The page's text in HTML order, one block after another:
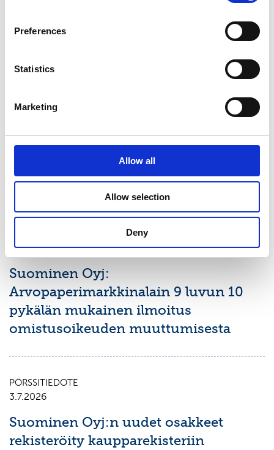
Preferences
Statistics
Marketing
Allow all
Allow selection
Deny
1297958.png
7.8.2026
Suominen Oyj:n puolivuosikatsaus
1.1.-30.6.2026
9.7.2026
Suominen Oyj:
Arvopaperimarkkinalain 9 luvun 10
pykälän mukainen ilmoitus
omistusoikeuden muuttumisesta
PÖRSSITIEDOTE
3.7.2026
Suominen Oyj:n uudet osakkeet
rekisteröity kaupparekisteriin